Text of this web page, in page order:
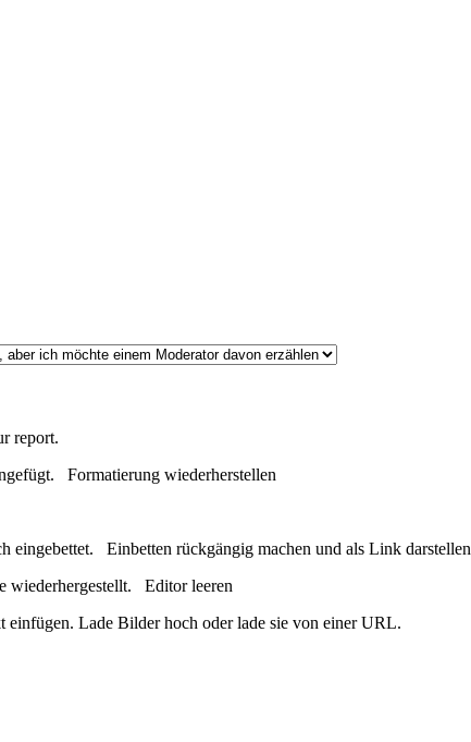
report.
Formatierung wiederherstellen
eingebettet. Einbetten rückgängig machen und als Link darstellen
wiederhergestellt. Editor leeren
Lade Bilder hoch oder lade sie von einer URL.